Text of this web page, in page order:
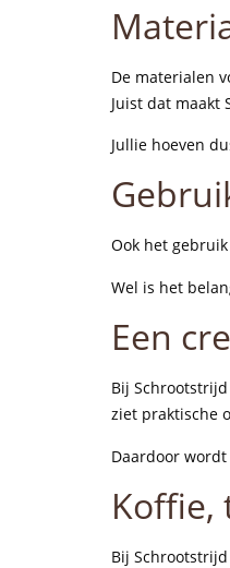
De materialen
Juist dat maakt
Jullie hoeven
Ook het
Wel is het
Een
Bij
ziet praktische
Daardoor
Koffie,
Bij